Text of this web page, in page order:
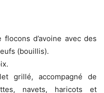
d’avoine avec des
(bouillis).
grillé, accompagné de
navets, haricots et